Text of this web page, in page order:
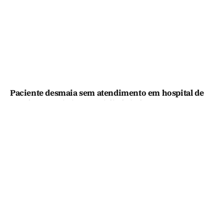
Paciente desmaia sem atendimento em hospital de
Coari comandado por Adail Pinheiro